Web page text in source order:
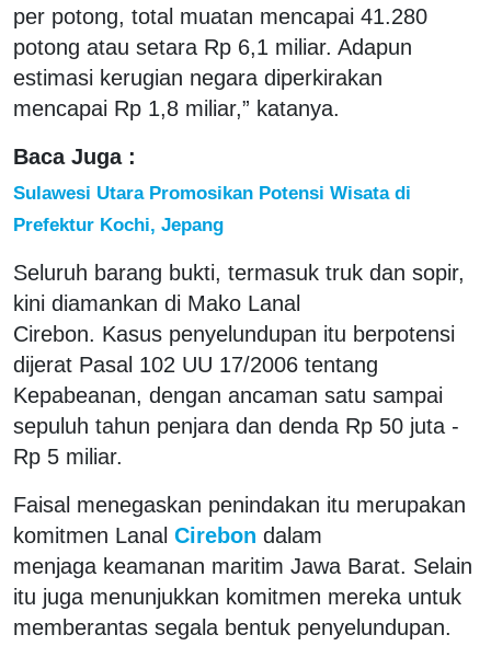
per potong, total muatan mencapai 41.280
potong atau setara Rp 6,1 miliar. Adapun
estimasi kerugian negara diperkirakan
mencapai Rp 1,8 miliar,” katanya.
Baca Juga :
Sulawesi Utara Promosikan Potensi Wisata di
Prefektur Kochi, Jepang
Seluruh barang bukti, termasuk truk dan sopir,
kini diamankan di Mako Lanal
Cirebon. Kasus penyelundupan itu berpotensi
dijerat Pasal 102 UU 17/2006 tentang
Kepabeanan, dengan ancaman satu sampai
sepuluh tahun penjara dan denda Rp 50 juta -
Rp 5 miliar.
Faisal menegaskan penindakan itu merupakan
komitmen Lanal Cirebon dalam
menjaga keamanan maritim Jawa Barat. Selain
itu juga menunjukkan komitmen mereka untuk
memberantas segala bentuk penyelundupan.